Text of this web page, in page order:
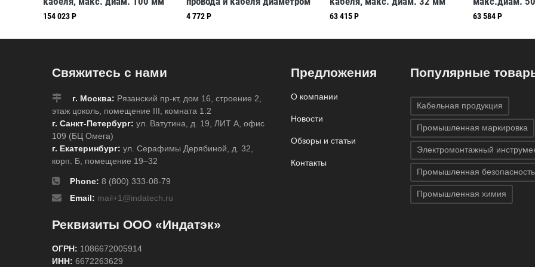
154 023 Р
до 8 мм с медными и
4 772 Р 63 415 Р 63 584 Р
Свяжитесь с нами
г. Москва: Рязанский пр-кт, дом 16, строение 2,
этаж цоколь, помещение III, комната 1.2
г. Санкт-Петербург: ул. Ватутина, д. 19, ЛИТ А, офис
109 (БЦ Омега)
г. Екатеринбург: ул. Серафимы Дерябиной, д. 32,
корп. Б, помещение 19–32
Phone: 8 (800) 333-08-79
Email: mail+1@indatech.ru
Реквизиты ООО «Индатэк»
ОГРН: 1086672005914
ИНН: 6672263629
Предложения
О компании
Новости
Обзоры и статьи
Контакты
Популярные
Кабельная продукция
Промышленная маркировка
Электромонтажный
Промышленная безопасность
Промышленная химия